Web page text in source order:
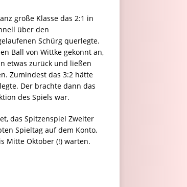
große Klasse das 2:1 in
über den
Schürg querlegte.
Ball von Wittke gekonnt an,
etwas zurück und ließen
Zumindest das 3:2 hätte
Der brachte dann das
des Spiels war.
das Spitzenspiel Zweiter
Spieltag auf dem Konto,
Mitte Oktober (!) warten.